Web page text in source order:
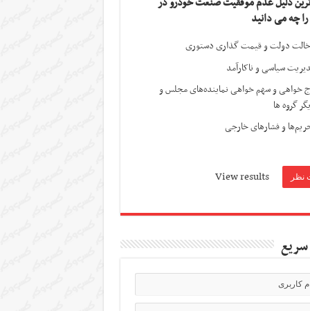
را چه می دانید
دولت و قیمت گذاری دستوری
سیاسی و ناکارآمد
خواهی و سهم خواهی نماینده‌های مجلس و
گروه ها
و فشارهای خارجی
View results